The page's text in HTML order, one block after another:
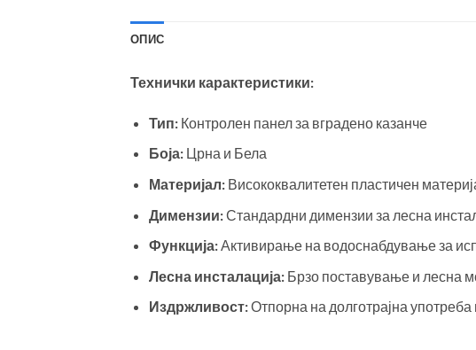
ОПИС
Технички карактеристики:
Тип:Контролен панел за вградено казанче
Боја:Црна и Бела
Материјал:Висококвалитетен пластичен
Димензии:Стандардни димензии за лесна
Функција:Активирање на водоснабдување за
Лесна инсталација:Брзо поставување и лесна
Издржливост:Отпорна на долготрајна